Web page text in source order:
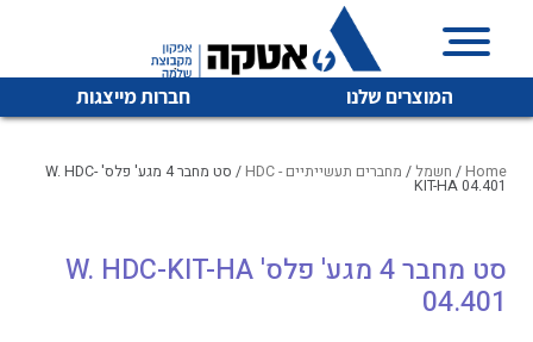
המוצרים שלנו חברות מייצגות
איכות | שרות | זמינות
אטקה בע”מ היא החברה הגדולה והמובילה בישראל בשיווק
לכל מוצרי היצרן לכל מוצרי היצרן
Home
/ חשמל / מחברים תעשייתיים - HDC / סט מחבר 4 מגע' פלס' W. HDC-
KIT-HA 04.401
סט מחבר 4 מגע' פלס' W. HDC-KIT-HA
04.401